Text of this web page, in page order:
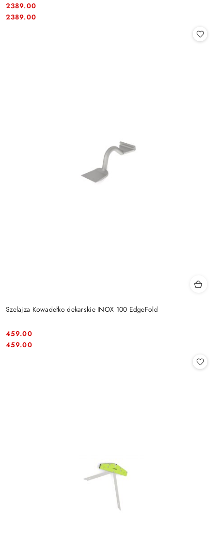
Cena:
2389.00
Cena:
2389.00
Szelajza Kowadełko dekarskie INOX 100 EdgeFold
Cena:
459.00
Cena:
459.00